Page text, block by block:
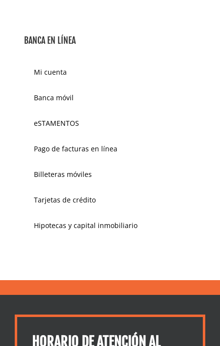
BANCA EN LÍNEA
Mi cuenta
Banca móvil
eSTAMENTOS
Pago de facturas en línea
Billeteras móviles
Tarjetas de crédito
Hipotecas y capital inmobiliario
HORARIO DE ATENCIÓN AL